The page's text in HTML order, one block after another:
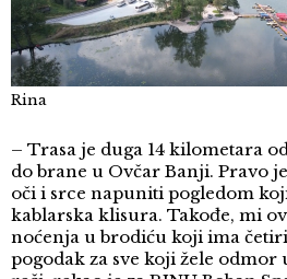
Rina
– Trasa je duga 14 kilometara
do brane u Ovčar Banji. Pravo
oči i srce napuniti pogledom
kablarska klisura. Takođe, mi
noćenja u brodiću koji ima
pogodak za sve koji žele odmor